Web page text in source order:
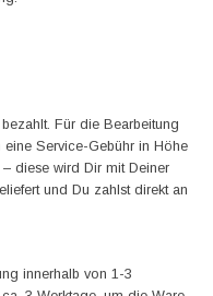
Für die Bearbeitung
eine Service-Gebühr in Höhe
diese wird Dir mit Deiner
und Du zahlst direkt an
innerhalb von 1-3